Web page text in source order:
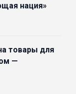
нация»
товары для
—